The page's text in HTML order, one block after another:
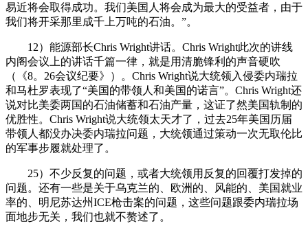
易近将会取得成功。我们美国人将会成为最大的受益者，由于
我们将开采那里成千上万吨的石油。”。
12）能源部长Chris Wright讲话。Chris Wright此次的讲线
内阁会议上的讲话千篇一律，就是用清脆锋利的声音硬吹
（《8。26会议纪要》）。Chris Wright说大统领入侵委内瑞拉
和马杜罗表现了“美国的带领人和美国的诺言”。Chris Wright还
说对比美委两国的石油储蓄和石油产量，这证了然美国轨制的
优胜性。Chris Wright说大统领太天才了，过去25年美国历届
带领人都没办决委内瑞拉问题，大统领通过策动一次无取伦比
的军事步履就处理了。
25）不少反复的问题，或者大统领用反复的回覆打发掉的
问题。还有一些是关于乌克兰的、欧洲的、风能的、美国就业
率的、明尼苏达州ICE枪击案的问题，这些问题跟委内瑞拉场
面地步无关，我们也就不赘述了。